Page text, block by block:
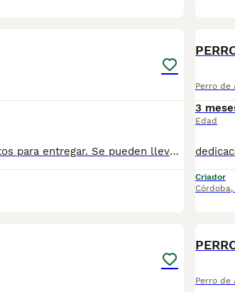
Cachorritos de perro de agua listos para entregar. Se pueden llevar a destino. Más información en mi wasaps 647506660
Perro de
3
Edad
Criador
Córdoba,
Perro de